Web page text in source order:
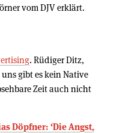
vom DJV erklärt.
. Rüdiger Ditz,
gibt es kein Native
Zeit auch nicht
Döpfner: ‘Die Angst,